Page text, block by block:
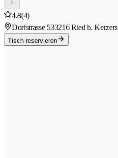
4.8(4)
Dorfstrasse 533216 Ried b. Kerzers
Tisch reservieren